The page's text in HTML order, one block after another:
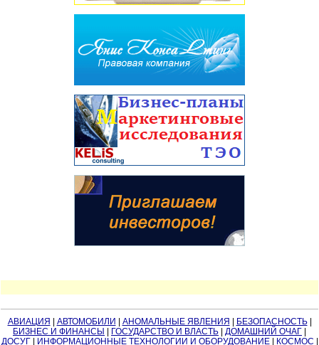
АВИАЦИЯ АВТОМОБИЛИ АНОМАЛЬНЫЕ ЯВЛЕНИЯ БЕЗОПАСНОСТЬ|
БИЗНЕС И ФИНАНСЫ
ГОСУДАРСТВО И ВЛАСТЬ ДОМАШНИЙ ОЧАГ
ДОСУГ| ИНФОРМАЦИОННЫЕ ТЕХНОЛОГИИ И ОБОРУДОВАНИЕ| КОСМОС